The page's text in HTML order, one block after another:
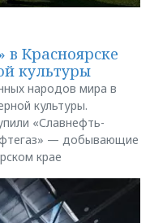
в Красноярске
культуры
народов мира в
культуры.
«Славнефть-
— добывающие
крае